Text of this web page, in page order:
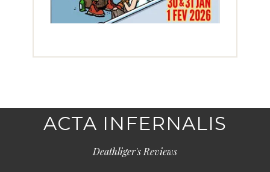
ACTA INFERNALIS
Deathliger's Reviews